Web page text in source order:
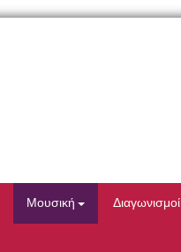
Μουσική Διαγωνισμοί